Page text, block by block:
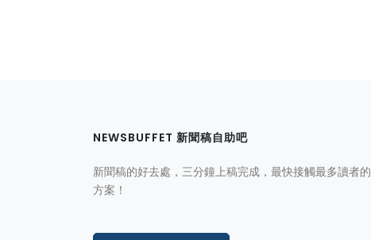
NEWSBUFFET 新聞稿自助吧
新聞稿的好去處，三分鐘上稿完成，最快接觸最多讀者的
方案！